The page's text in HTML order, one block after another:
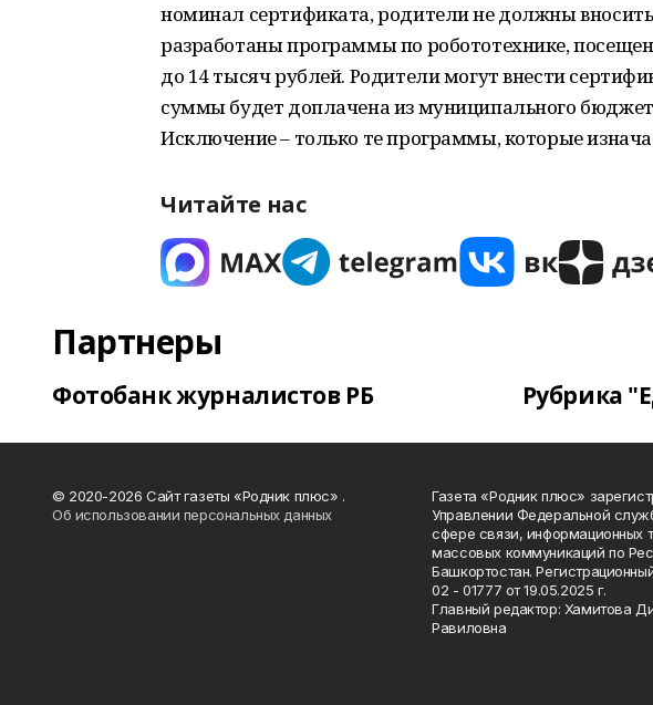
номинал сертификата, родители не должны вносить
разработаны программы по робототехнике,
до 14 тысяч рублей. Родители могут внести
суммы будет доплачена из муниципального
Исключение – только те программы, которые
Читайте нас
Партнеры
Фотобанк журналистов РБ Рубрика
© 2020-2026 Сайт газеты «Родник плюс» .
Об использовании персональных данных
Газета «Родник плюс»
Управлении Федеральной
сфере связи, информационных
массовых коммуникаций по
Башкортостан.
02 - 01777 от 19.05.2025 г.
Главный редактор: Хамитова
Равиловна